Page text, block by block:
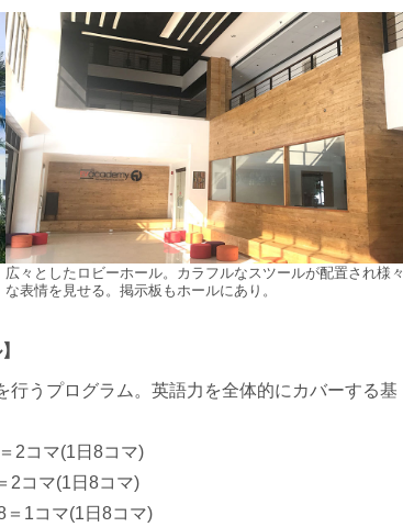
広々としたロビーホール。カラフルなスツールが配置され様々
な表情を見せる。掲示板もホールにあり。
行うプログラム。英語力を全体的にカバーする基
2コマ(1日8コマ)
2コマ(1日8コマ)
1コマ(1日8コマ)